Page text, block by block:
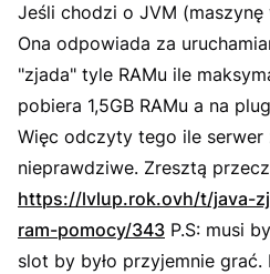
Jeśli chodzi o JVM
Ona odpowiada za
"zjada" tyle RAMu ile
pobiera 1,5GB RAMu a na
Więc odczyty tego ile serwer
nieprawdziwe. Zresztą
https://lvlup.rok.ovh/t/java-
ram-pomocy/343 P.S: musi
slot by było przyjemnie grać.